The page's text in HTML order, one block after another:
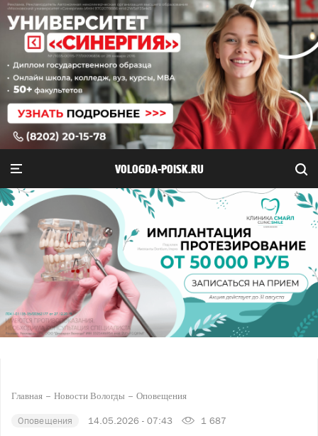
VOLOGDA-POISK.RU
Главная Новости Вологды Оповещения
Оповещения 14.05.2026 - 07:43 1 687